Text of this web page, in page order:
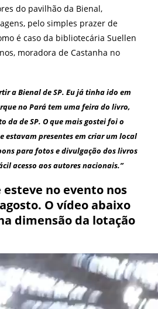
do pavilhão da Bienal,
pelo simples prazer de
é caso da bibliotecária Suellen
moradora de Castanha no
a Bienal de SP. Eu já tinha ido em
no Pará tem uma feira do livro,
da de SP. O que mais gostei foi o
estavam presentes em criar um local
para fotos e divulgação dos livros
acesso aos autores nacionais.”
esteve no evento nos
O vídeo abaixo
dimensão da lotação